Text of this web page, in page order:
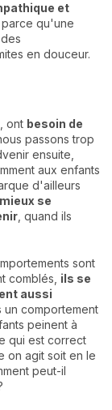
et
parce qu'une
en douceur.
ont besoin de
passons trop
ensuite,
aux enfants
d'ailleurs
se
, quand ils
sont
comblés, ils se
aussi
un comportement
peinent à
qui est correct
on agit soit en le
peut-il